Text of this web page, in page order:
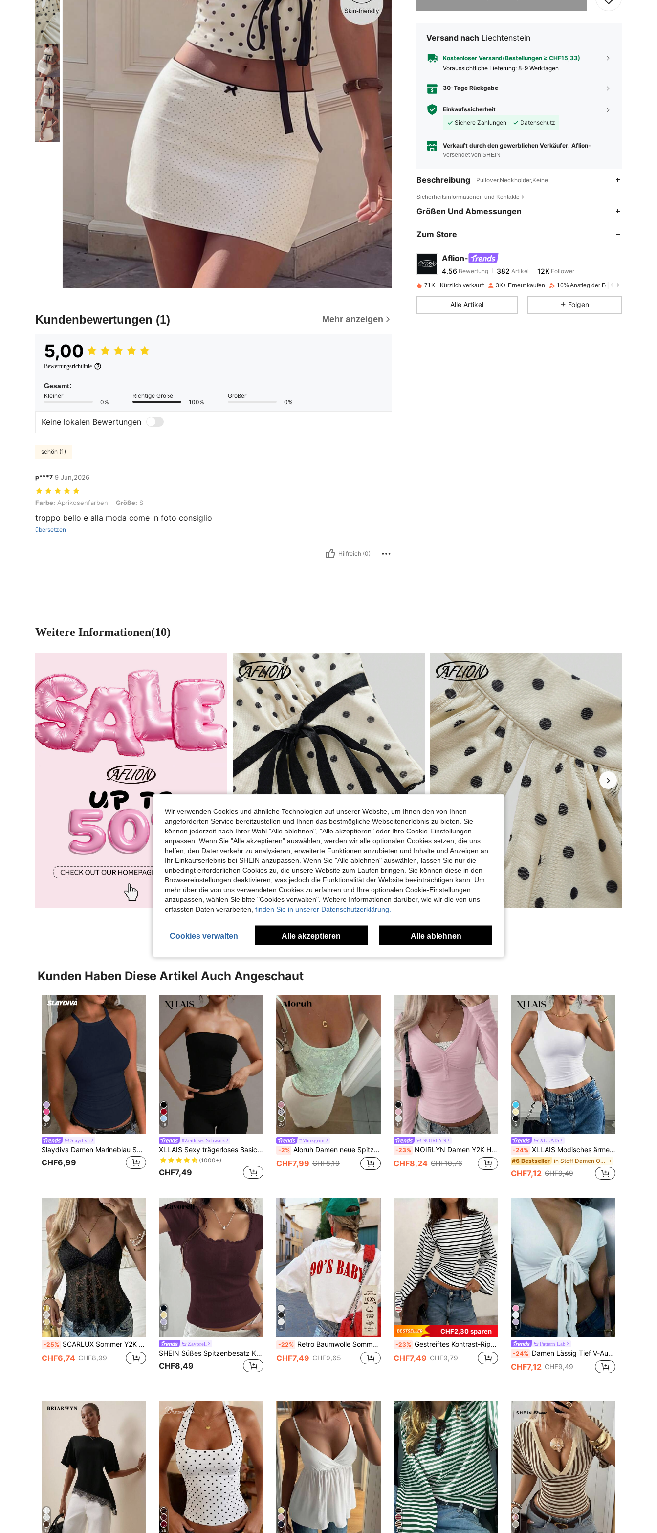
Kundenbewertungen (1) Mehr anzeigen
5,00
Bewertungsrichtlinie
Gesamt:
Kleiner
0%
Richtige Größe
100%
Größer
0%
Keine lokalen Bewertungen
schön (1)
p***7 9 Jun,2026
Farbe: Aprikosenfarben, Größe: S
Farbe: Aprikosenfarben Größe: S
troppo bello e alla moda come in foto consiglio
übersetzen
Hilfreich (0)
Versand nach Liechtenstein
Kostenloser Versand(Bestellungen ≥ CHF15,33)
Voraussichtliche Lieferung: 8-9 Werktagen
30-Tage Rückgabe
Einkaufssicherheit
Sichere Zahlungen
Datenschutz
Verkauft durch den gewerblichen Verkäufer: Aflion-
Versendet von SHEIN
Beschreibung Pullover,Neckholder,Keine
Sicherheitsinformationen und Kontakte
Größen Und Abmessungen
Zum Store
Aflion-
4,56
4,56Bewertung 382
c***ubezahltVor 1 Tag
71K+ Kürzlich verkauft 3K+ Erneut kaufen 16% Anstieg der Follower
Alle Artikel Folgen
Weitere Informationen(10)
Kunden Haben Diese Artikel Auch Angeschaut
34
Slaydiva
Slaydiva Damen Marineblau Sommer Chic Elegant Urlaub Geripptes Rundhals Racerback Tanktop, Einfarbig Off-Shoulder Lässig Basic Vielseitig Sommer Top, Boho
CHF6,99
19
#Zeitloses Schwarz
XLLAIS Sexy trägerloses Basic-Camisole, modisches einfarbiges dehnbares figurbetontes Tube Top, geeignet für Frauen zu allen Jahreszeiten, lässig, schwarz, Sommer, Y2K-Ästhetik
(1000+)
CHF7,49
20
#Minzgrün
-2% Aloruh Damen neue Spitze & Pailletten Splice sexy Trägerhemd, Streetwear
CHF7,99 CHF8,19
14
NOIRLYN
-23% NOIRLYN Damen Y2K Herbst Lässig Sexy Einfarbig Spitze Kontrast Figurbetonend Langarm V-Ausschnitt Top, geeignet für tägliche Pendlerkleidung Rosa
CHF8,24 CHF10,76
5
XLLAIS
-24% XLLAIS Modisches ärmelloses einfarbiges doppellagiges Stoff-Camisole, vielseitiges figurbetontes Unterhemd für alle Jahreszeiten Weiß Sommer, Clean Girl Ästhetik
#6 Bestseller in Stoff Damen Oberteile
CHF7,12 CHF9,49
8
-25% SCARLUX Sommer Y2K Damen schwarzes Blumen-Spitzen-Cami-Top, V-Ausschnitt dünne Träger unregelmäßiger Saum Tanktop, lässiges Top für Schulanfang, tägliche Street-Outfits
CHF6,74 CHF8,99
10
Zavorell
SHEIN Süßes Spitzenbesatz Kurzarm T-Shirt für Frauen, neuer Sommer Slim Fit 3-Knopf Dekor Halbarm Top
CHF8,49
4
-22% Retro Baumwolle Sommer Neu Lässig Vintage 90er Jahre Buchstaben Muster Rundhals Weiß Kurzarm T-Shirt, modisch und vielseitig Damen Top
CHF7,49 CHF9,65
7
CHF2,30 sparen
-23% Gestreiftes Kontrast-Rippshirt mit Langarm für Frauen, Lässig & Homewear Frühling
CHF7,49 CHF9,79
9
Pattern Lab
-24% Damen Lässig Tief V-Ausschnitt Wellensaum Knoten Slim Fit Micro Crop Top für den täglichen Gebrauch,Sommer Tops Outfits für Frauen,Urlaub Outfits Frauen,Maija Weiß, Y2K Ästhetik
CHF7,12 CHF9,49
13 26 5 37 11
Wir verwenden Cookies und ähnliche Technologien auf unserer Website, um Ihnen den von Ihnen
angeforderten Service bereitzustellen und Ihnen das bestmögliche Webseitenerlebnis zu bieten. Sie
können jederzeit nach Ihrer Wahl "Alle ablehnen", "Alle akzeptieren" oder Ihre Cookie-Einstellungen
anpassen. Wenn Sie "Alle akzeptieren" auswählen, werden wir alle optionalen Cookies setzen, die uns
helfen, den Datenverkehr zu analysieren, erweiterte Funktionen anzubieten und Inhalte und Anzeigen an
Ihr Einkaufserlebnis bei SHEIN anzupassen. Wenn Sie "Alle ablehnen" auswählen, lassen Sie nur die
unbedingt erforderlichen Cookies zu, die unsere Website zum Laufen bringen. Sie können diese in den
Browsereinstellungen deaktivieren, was jedoch die Funktionalität der Website beeinträchtigen kann. Um
mehr über die von uns verwendeten Cookies zu erfahren und Ihre optionalen Cookie-Einstellungen
anzupassen, wählen Sie bitte "Cookies verwalten". Weitere Informationen darüber, wie wir die von uns
erfassten Daten verarbeiten, finden Sie in unserer Datenschutzerklärung.
Cookies verwalten Alle akzeptieren Alle ablehnen